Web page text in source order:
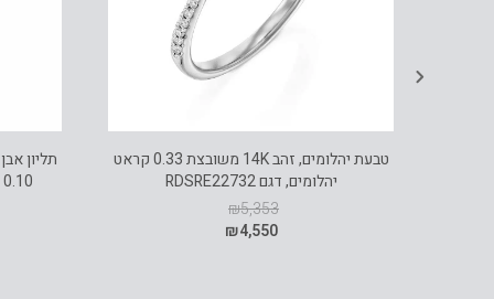
טבעת יהלומים, זהב 14K משובצת 0.33 קראט
יהלומים, דגם RDSRE22732
₪5,353
₪4,550
0.10 קראט יהלומים, דגם PD3565BT